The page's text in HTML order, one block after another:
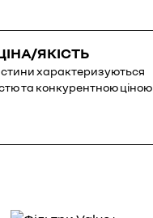
ЯКІСТЬ
характеризуються
та конкурентною ціною